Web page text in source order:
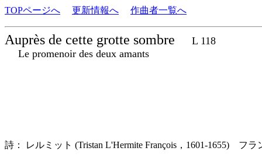
TOPページへ 更新情報へ 作曲者一覧へ
Auprès de cette grotte sombre
L 118
Le promenoir des deux amants
詩： レルミット (Tristan L'Hermite François，1601-1655) フラ